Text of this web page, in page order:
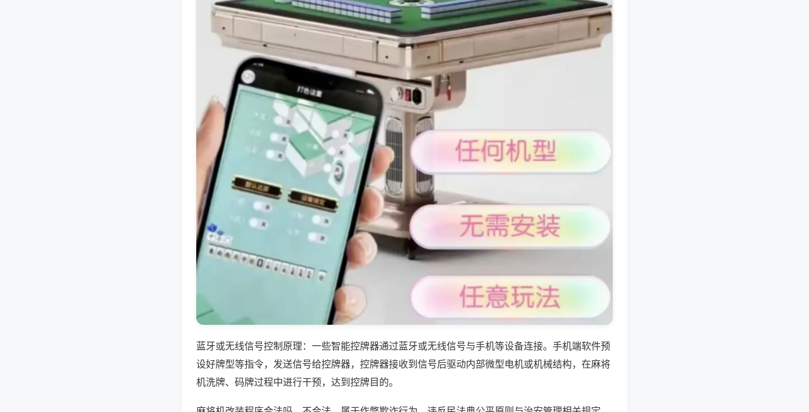
蓝牙或无线信号控制原理：一些智能控牌器通过蓝牙或无线信号与手机等设备连接。手机端软件预
设好牌型等指令，发送信号给控牌器，控牌器接收到信号后驱动内部微型电机或机械结构，在麻将
机洗牌、码牌过程中进行干预，达到控牌目的。